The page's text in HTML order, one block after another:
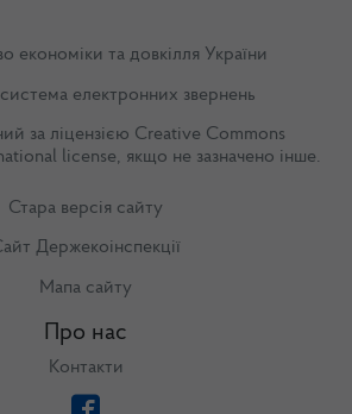
економіки та довкілля України
електронних звернень
за ліцензією Creative Commons
license, якщо не зазначено інше.
Стара версія сайту
Держекоінспекції
Мапа сайту
Про нас
Контакти